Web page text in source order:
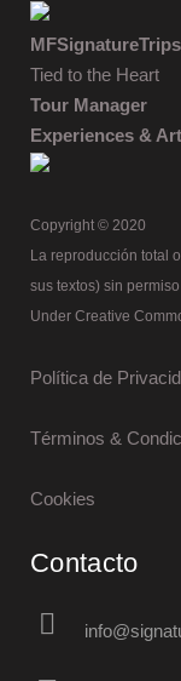
Tied to the Heart
Tour Manager
Experiences &
Copyright © 2020
La reproducción total
sus textos) sin
Under Creative
Política de
Términos &
Cookies
Contacto